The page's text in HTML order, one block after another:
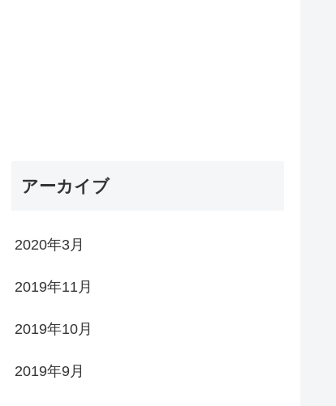
アーカイブ
2020年3月
2019年11月
2019年10月
2019年9月